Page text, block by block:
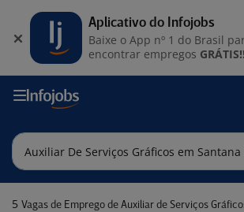
5 Vagas de Emprego de Auxiliar de Serviços Gráficos em Santana de
Aplicativo do Infojobs
Baixe o App nº 1 do Brasil
encontrar empregos GRÁTIS!!